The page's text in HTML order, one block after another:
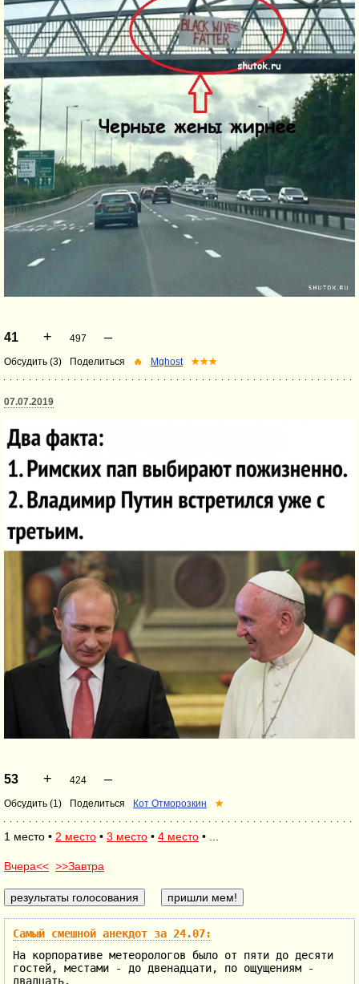
41 + 497 –
Обсудить (3) Поделиться 🔥 Mghost ★★★
07.07.2019
53 + 424 –
Обсудить (1) Поделиться Кот Отморозкин ★
1 место • 2 место • 3 место • 4 место • ...
Вчера<< >>Завтра
Самый смешной анекдот за 24.07:
На корпоративе метеорологов было от пяти до десяти
гостей, местами - до двенадцати, по ощущениям -
двадцать.